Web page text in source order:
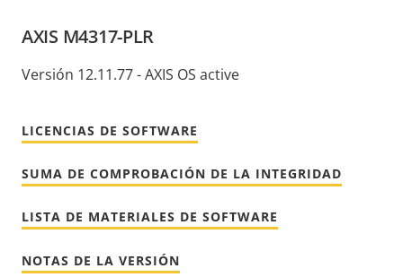
AXIS M4317-PLR
Versión 12.11.77 - AXIS OS active
LICENCIAS DE SOFTWARE
SUMA DE COMPROBACIÓN DE LA INTEGRIDAD
LISTA DE MATERIALES DE SOFTWARE
NOTAS DE LA VERSIÓN